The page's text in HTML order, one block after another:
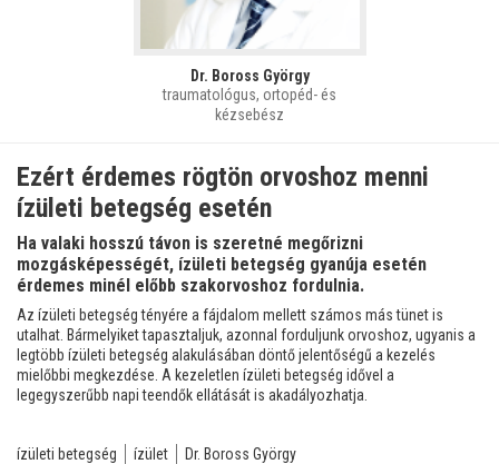
Dr. Boross György
traumatológus, ortopéd- és
kézsebész
Ezért érdemes rögtön orvoshoz menni
ízületi betegség esetén
Ha valaki hosszú távon is szeretné megőrizni
mozgásképességét, ízületi betegség gyanúja esetén
érdemes minél előbb szakorvoshoz fordulnia.
Az ízületi betegség tényére a fájdalom mellett számos más tünet is
utalhat. Bármelyiket tapasztaljuk, azonnal forduljunk orvoshoz, ugyanis a
legtöbb ízületi betegség alakulásában döntő jelentőségű a kezelés
mielőbbi megkezdése. A kezeletlen ízületi betegség idővel a
legegyszerűbb napi teendők ellátását is akadályozhatja.
ízületi betegség ízület Dr. Boross György